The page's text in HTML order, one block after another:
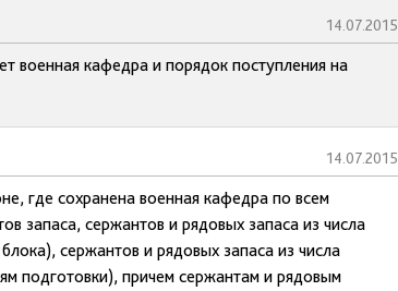
14.07.2015
военная кафедра и порядок поступления на
14.07.2015
где сохранена военная кафедра по всем
запаса, сержантов и рядовых запаса из числа
сержантов и рядовых запаса из числа
подготовки), причем сержантам и рядовым